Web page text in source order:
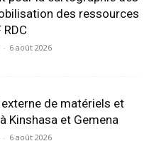
des ressources
RDC
- 6 août 2026
de matériels et
Kinshasa et Gemena
- 6 août 2026